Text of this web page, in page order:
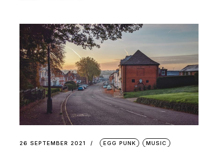
26 SEPTEMBER 2021 EGG PUNK
MUSIC